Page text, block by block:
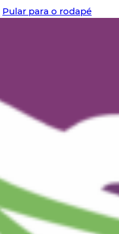
Pular para o rodapé